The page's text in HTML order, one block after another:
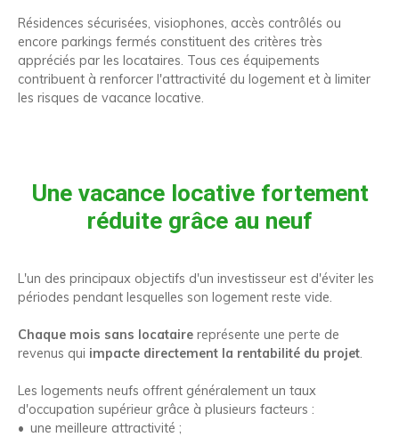
Résidences sécurisées, visiophones, accès contrôlés ou
encore parkings fermés constituent des critères très
appréciés par les locataires. Tous ces équipements
contribuent à renforcer l'attractivité du logement et à limiter
les risques de vacance locative.
Une vacance locative fortement
réduite grâce au neuf
L'un des principaux objectifs d'un investisseur est d'éviter les
périodes pendant lesquelles son logement reste vide.
Chaque mois sans locataire représente une perte de
revenus qui impacte directement la rentabilité du projet.
Les logements neufs offrent généralement un taux
d'occupation supérieur grâce à plusieurs facteurs :
une meilleure attractivité ;